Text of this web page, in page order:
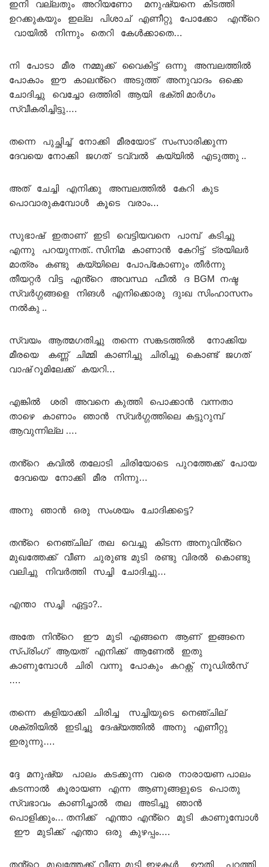
ഇനി വല്ലതും അറിയണോ മനുഷ്യനെ കിടത്തി
ഉറക്കുകയും ഇല്ല പിശാച് എണീറ്റു പോക്കോ എൻ്റെ
വായിൽ നിന്നും തെറി കേൾക്കാതെ…
നി പോടാ മീര നമ്മുക്ക് വൈകിട്ട് ഒന്നു അമ്പലത്തിൽ
പോകാം ഈ കാലൻ്റെ അടുത്ത് അനുവാദം ഒക്കെ
ചോദിച്ചു വെച്ചോ ഒത്തിരി ആയി ഭക്തി മാർഗം
സ്വീകരിച്ചിട്ടു….
തന്നെ പുച്ഛിച്ച് നോക്കി മീരയോട് സംസാരിക്കുന്ന
ദേവയെ നോക്കി ജഗത് ടവ്വൽ കയ്യിൽ എടുത്തു ..
അത് ചേച്ചി എനിക്കു അമ്പലത്തിൽ കേറി കുട
പൊവാരുകമ്പോൾ കൂടെ വരാം…
സുഭാഷ് ഇതാണ് ഇടി വെട്ടിയവനെ പാമ്പ് കടിച്ചു
എന്നു പറയുന്നത്.. സിനിമ കാണാൻ കേറിട്ട് ട്രയിലർ
മാത്രം കണ്ടു കയ്യിലെ പോപ്കോണും തീർന്നു
തീയറ്റർ വിട്ട എൻ്റെ അവസ്ഥ ഫീൽ ദ BGM നഷ്ട
സ്വർഗ്ഗങ്ങളെ നിങൾ എനിക്കൊരു ദുഃഖ സിംഹാസനം
നൽകു ..
സ്വയം ആത്മഗതിച്ചു തന്നെ സങ്കടത്തിൽ നോക്കിയ
മീരയെ കണ്ണ് ചിമ്മി കാണിച്ചു ചിരിച്ചു കൊണ്ട് ജഗത്
വാഷ് റൂമിലേക്ക് കയറി…
എങ്കിൽ ശരി അവനെ കുത്തി പൊക്കാൻ വന്നതാ
താഴെ കാണാം ഞാൻ സ്വർഗ്ഗത്തിലെ കട്ടുറുമ്പ്
ആവുന്നില്ല ….
തൻ്റെ കവിൽ തലോടി ചിരിയോടെ പുറത്തേക്ക് പോയ
ദേവയെ നോക്കി മീര നിന്നു…
അനു ഞാൻ ഒരു സംശയം ചോദിക്കട്ടെ?
തൻ്റെ നെഞ്ചില് തല വെച്ചു കിടന്ന അനുവിൻ്റെ
മുഖത്തേക്ക് വീണ ചുരുണ്ട മുടി രണ്ടു വിരൽ കൊണ്ടു
വലിച്ചു നിവർത്തി സച്ചി ചോദിച്ചു…
എന്താ സച്ചി ഏട്ടാ?..
അതേ നിൻ്റെ ഈ മുടി എങ്ങനെ ആണ് ഇങ്ങനെ
സ്പ്രിംഗ് ആയത് എനിക്ക് ആണേൽ ഇതു
കാണുമ്പോൾ ചിരി വന്നു പോകും കറക്റ്റ് നൂഡിൽസ്
….
തന്നെ കളിയാക്കി ചിരിച്ച സച്ചിയുടെ നെഞ്ചില്
ശക്തിയിൽ ഇടിച്ചു ദേഷ്യത്തിൽ അനു എണീറ്റു
ഇരുന്നു….
ദ്ദേ മനുഷ്യ പാലം കടക്കുന്ന വരെ നാരായണ പാലം
കടന്നാൽ കൂരായണ എന്ന ആണുങ്ങളുടെ പൊതു
സ്വഭാവം കാണിച്ചാൽ തല അടിച്ചു ഞാൻ
പൊളിക്കും… തനിക്ക് എന്താ എൻ്റെ മുടി കാണുമ്പോൾ
ഈ മുടിക്ക് എന്താ ഒരു കുഴപ്പം….
തൻ്റെ മുഖത്തേക്ക് വീണ മുടി ഇഴകൾ ഊതി പറത്തി